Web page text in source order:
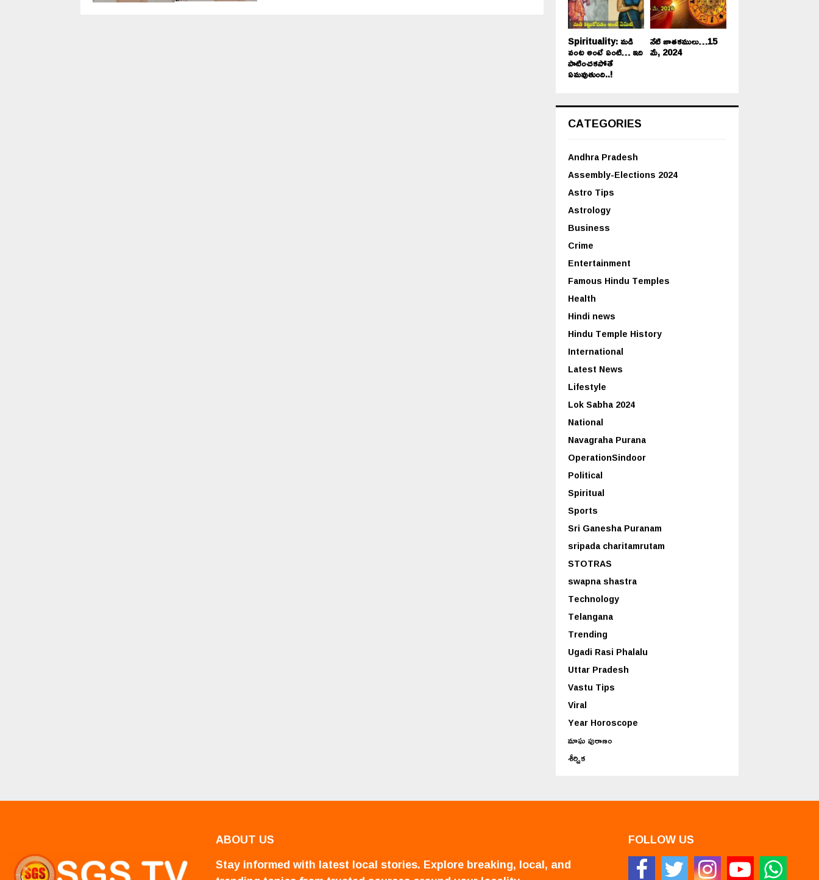
Spirituality: మడి
వంట అంటే ఏంటి… ఇది
పాటించకపోతే
ఏమవుతుంది..!
నేటి జాతకములు…15
మే, 2024
CATEGORIES
Andhra Pradesh
Assembly-Elections 2024
Astro Tips
Astrology
Business
Crime
Entertainment
Famous Hindu Temples
Health
Hindi news
Hindu Temple History
International
Latest News
Lifestyle
Lok Sabha 2024
National
Navagraha Purana
OperationSindoor
Political
Spiritual
Sports
Sri Ganesha Puranam
sripada charitamrutam
STOTRAS
swapna shastra
Technology
Telangana
Trending
Ugadi Rasi Phalalu
Uttar Pradesh
Vastu Tips
Viral
Year Horoscope
మాఘ పురాణం
శీర్షిక
ABOUT US
Stay informed with latest local stories. Explore breaking, local, and
FOLLOW US